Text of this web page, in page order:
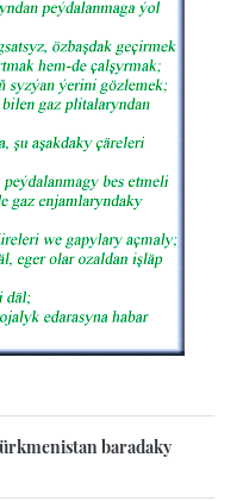
baradaky